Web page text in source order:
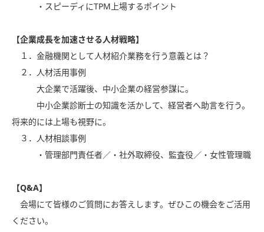
・スピーディにTPM上場するポイント
【企業成長を加速させる人材戦略】
１．金融機関として人材紹介業務を行う意義とは？
２．人材活用事例
大企業で活躍後、中小企業の経営参謀に。
中小企業診断士の知識を活かして、経営者へ助言を行う。
将来的には上場も視野に。
３．人材相談事例
・管理部門責任者／・社外取締役、監査役／・女性管理職
【Q&A】
会場にて皆様のご質問にお答えします。ぜひこの機会をご活用
ください。